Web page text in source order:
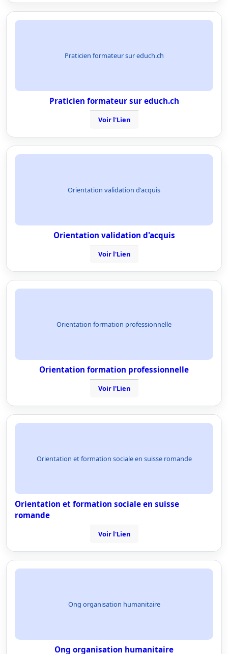
Praticien formateur sur educh.ch
Praticien formateur sur educh.ch
Voir l'Lien
Orientation validation d'acquis
Orientation validation d'acquis
Voir l'Lien
Orientation formation professionnelle
Orientation formation professionnelle
Voir l'Lien
Orientation et formation sociale en suisse romande
Orientation et formation sociale en suisse
romande
Voir l'Lien
Ong organisation humanitaire
Ong organisation humanitaire